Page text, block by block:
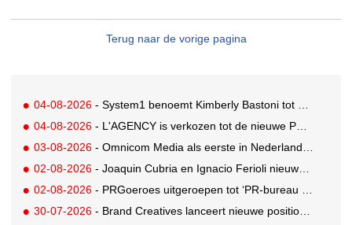
Terug naar de vorige pagina
04-08-2026 - System1 benoemt Kimberly Bastoni tot Gobal Chief Commercial Officer
04-08-2026 - L'AGENCY is verkozen tot de nieuwe PR-partner van KoRo
03-08-2026 - Omnicom Media als eerste in Nederland actief met advertenties in ChatGPT
02-08-2026 - Joaquin Cubria en Ignacio Ferioli nieuwe Global CCO’s GUT, Renata Neumann Global Head of Production
02-08-2026 - PRGoeroes uitgeroepen tot ‘PR-bureau van het jaar 2026’
30-07-2026 - Brand Creatives lanceert nieuwe positionering: Create to Celebrate